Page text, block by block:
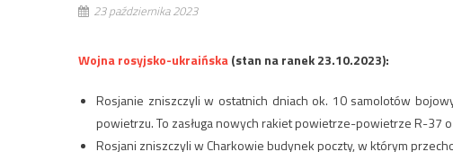
23 października 2023
Wojna rosyjsko-ukraińska(stan na ranek 23.10.2023):
Rosjanie zniszczyli w ostatnich dniach ok. 10 samolotów
powietrzu. To zasługa nowych rakiet powietrze-powietrze R-37
Rosjani zniszczyli w Charkowie budynek poczty, w którym